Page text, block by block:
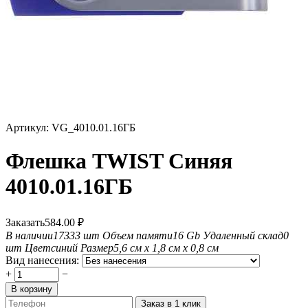
Артикул: VG_4010.01.16ГБ
Флешка TWIST Синяя
4010.01.16ГБ
Заказать584.00 ₽
В наличии17333 шт Объем памяти16 Gb Удаленный склад0
шт Цветсиний Размер5,6 см х 1,8 см х 0,8 см
Вид нанесения:
+
−
В корзину
Заказ в 1 клик